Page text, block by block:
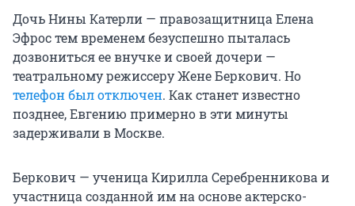
Дочь Нины Катерли — правозащитница Елена
Эфрос тем временем безуспешно пыталась
дозвониться ее внучке и своей дочери —
театральному режиссеру Жене Беркович. Но
телефон был отключен. Как станет известно
позднее, Евгению примерно в эти минуты
задерживали в Москве.
Беркович — ученица Кирилла Серебренникова и
участница созданной им на основе актерско-